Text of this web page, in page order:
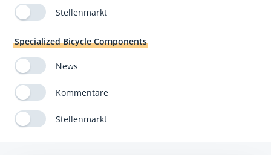
Stellenmarkt
Specialized Bicycle Components
News
Kommentare
Stellenmarkt